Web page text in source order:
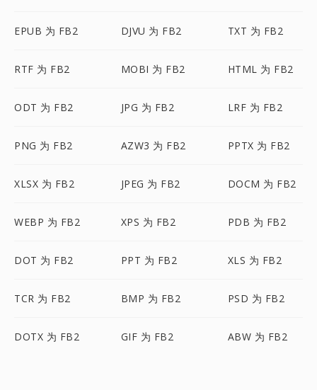
EPUB 为 FB2 DJVU 为 FB2 TXT 为 FB2
RTF 为 FB2 MOBI 为 FB2 HTML 为 FB2
ODT 为 FB2 JPG 为 FB2 LRF 为 FB2
PNG 为 FB2 AZW3 为 FB2 PPTX 为 FB2
XLSX 为 FB2 JPEG 为 FB2 DOCM 为 FB2
WEBP 为 FB2 XPS 为 FB2 PDB 为 FB2
DOT 为 FB2 PPT 为 FB2 XLS 为 FB2
TCR 为 FB2 BMP 为 FB2 PSD 为 FB2
DOTX 为 FB2 GIF 为 FB2 ABW 为 FB2